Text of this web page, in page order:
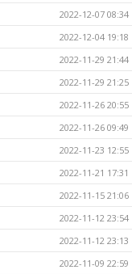
2022-12-07 08:34
2022-12-04 19:18
2022-11-29 21:44
2022-11-29 21:25
2022-11-26 20:55
2022-11-26 09:49
2022-11-23 12:55
2022-11-21 17:31
2022-11-15 21:06
2022-11-12 23:54
2022-11-12 23:13
2022-11-09 22:59